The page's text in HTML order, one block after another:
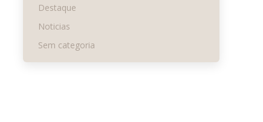
Destaque
Noticias
Sem categoria